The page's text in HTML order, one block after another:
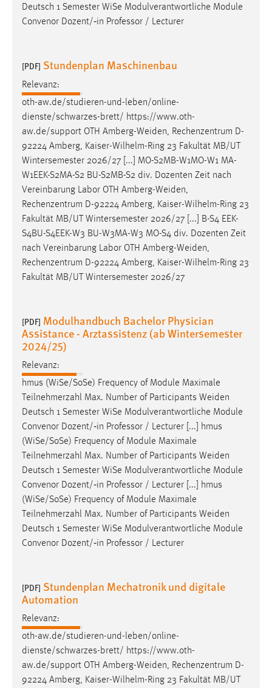
Deutsch 1 Semester WiSe Modulverantwortliche Module
Convenor Dozent/‐in Professor / Lecturer
[PDF] Stundenplan Maschinenbau
Relevanz:
oth-aw.de/studieren-und-leben/online-
dienste/schwarzes-brett/ https://www.oth-
aw.de/support OTH Amberg-Weiden, Rechenzentrum D-
92224 Amberg, Kaiser-Wilhelm-Ring 23 Fakultät MB/UT
Wintersemester 2026/27 [...] MO-S2MB-W1MO-W1 MA-
W1EEK-S2MA-S2 BU-S2MB-S2 div. Dozenten Zeit nach
Vereinbarung Labor OTH Amberg-Weiden,
Rechenzentrum D-92224 Amberg, Kaiser-Wilhelm-Ring 23
Fakultät MB/UT Wintersemester 2026/27 [...] B-S4 EEK-
S4BU-S4EEK-W3 BU-W3MA-W3 MO-S4 div. Dozenten Zeit
nach Vereinbarung Labor OTH Amberg-Weiden,
Rechenzentrum D-92224 Amberg, Kaiser-Wilhelm-Ring 23
Fakultät MB/UT Wintersemester 2026/27
[PDF] Modulhandbuch Bachelor Physician
Assistance - Arztassistenz (ab Wintersemester
2024/25)
Relevanz:
hmus (WiSe/SoSe) Frequency of Module Maximale
Teilnehmerzahl Max. Number of Participants Weiden
Deutsch 1 Semester WiSe Modulverantwortliche Module
Convenor Dozent/‐in Professor / Lecturer [...] hmus
(WiSe/SoSe) Frequency of Module Maximale
Teilnehmerzahl Max. Number of Participants Weiden
Deutsch 1 Semester WiSe Modulverantwortliche Module
Convenor Dozent/‐in Professor / Lecturer [...] hmus
(WiSe/SoSe) Frequency of Module Maximale
Teilnehmerzahl Max. Number of Participants Weiden
Deutsch 1 Semester WiSe Modulverantwortliche Module
Convenor Dozent/‐in Professor / Lecturer
[PDF] Stundenplan Mechatronik und digitale
Automation
Relevanz:
oth-aw.de/studieren-und-leben/online-
dienste/schwarzes-brett/ https://www.oth-
aw.de/support OTH Amberg-Weiden, Rechenzentrum D-
92224 Amberg, Kaiser-Wilhelm-Ring 23 Fakultät MB/UT